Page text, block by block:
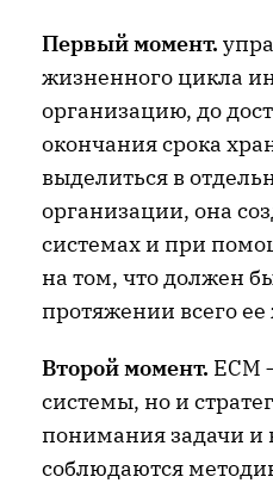
Первый момент.
жизненного цикла
организацию, до
окончания срока
выделиться в
организации, она
системах и при
на том, что должен
протяжении всего
Второй момент. ECM
системы, но и
понимания задачи и
соблюдаются